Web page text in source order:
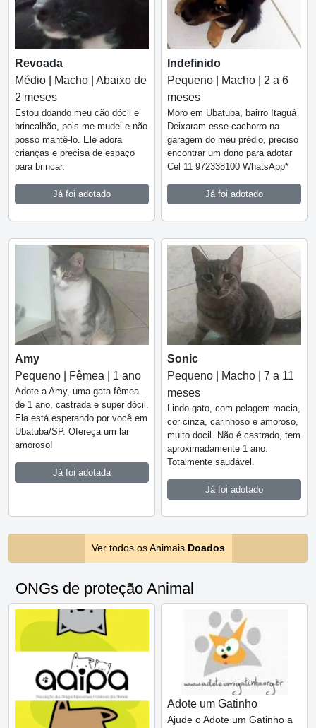
Revoada
Médio | Macho | Abaixo de
2 meses
Estou doando meu cão dócil e
brincalhão, pois me mudei e não
posso mantê-lo. Ele adora
crianças e precisa de espaço
para brincar.
Já foi adotado
Indefinido
Pequeno | Macho | 2 a 6
meses
Moro em Ubatuba, bairro Itaguá
Deixaram esse cachorro na
garagem do meu prédio, preciso
encontrar um dono para adotar
Cel 11 972338100 WhatsApp*
Já foi adotado
Amy
Pequeno | Fêmea | 1 ano
Adote a Amy, uma gata fêmea
de 1 ano, castrada e super dócil.
Ela está esperando por você em
Ubatuba/SP. Ofereça um lar
amoroso!
Já foi adotada
Sonic
Pequeno | Macho | 7 a 11
meses
Lindo gato, com pelagem macia,
cor cinza, carinhoso e amoroso,
muito docil. Não é castrado, tem
aproximadamente 1 ano.
Totalmente saudável.
Já foi adotado
Ver todos os Animais Doados
ONGs de proteção Animal
Adote um Gatinho
Ajude o Adote um Gatinho a